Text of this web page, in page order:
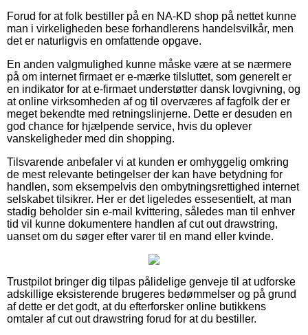
Forud for at folk bestiller på en NA-KD shop på nettet kunne
man i virkeligheden bese forhandlerens handelsvilkår, men
det er naturligvis en omfattende opgave.
En anden valgmulighed kunne måske være at se nærmere
på om internet firmaet er e-mærke tilsluttet, som generelt er
en indikator for at e-firmaet understøtter dansk lovgivning, og
at online virksomheden af og til overværes af fagfolk der er
meget bekendte med retningslinjerne. Dette er desuden en
god chance for hjælpende service, hvis du oplever
vanskeligheder med din shopping.
Tilsvarende anbefaler vi at kunden er omhyggelig omkring
de mest relevante betingelser der kan have betydning for
handlen, som eksempelvis den ombytningsrettighed internet
selskabet tilsikrer. Her er det ligeledes essesentielt, at man
stadig beholder sin e-mail kvittering, således man til enhver
tid vil kunne dokumentere handlen af cut out drawstring,
uanset om du søger efter varer til en mand eller kvinde.
Trustpilot bringer dig tilpas pålidelige genveje til at udforske
adskillige eksisterende brugeres bedømmelser og på grund
af dette er det godt, at du efterforsker online butikkens
omtaler af cut out drawstring forud for at du bestiller.